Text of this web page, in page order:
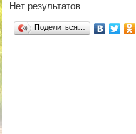
Нет результатов.
Поделиться…